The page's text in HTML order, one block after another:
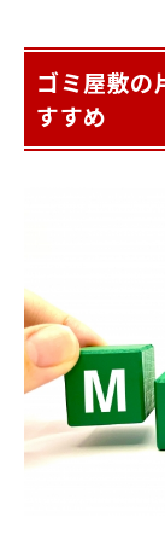
ゴミ屋敷の
すすめ